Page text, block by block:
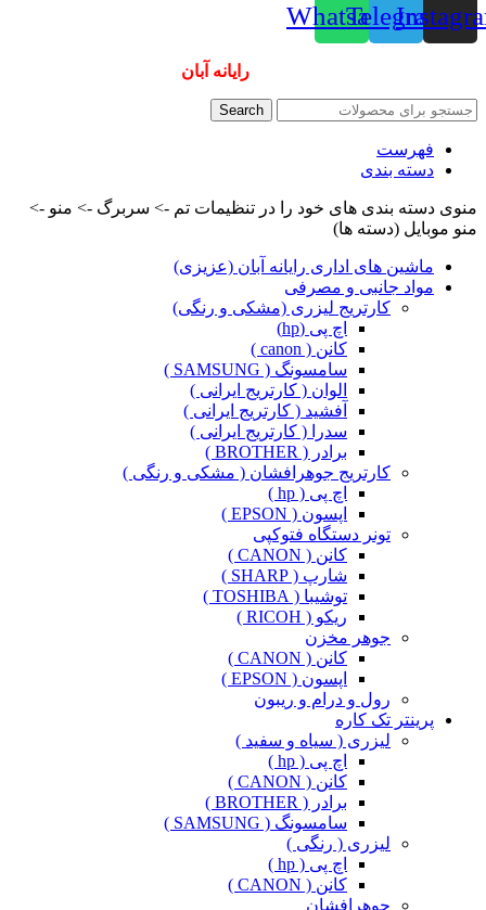
Telegram
Whatsapp
رایانه آبان
Search
فهرست
دسته بندی
منوی دسته بندی های خود را در تنظیمات تم -> سربرگ -> منو ->
منو موبایل (دسته ها)
ماشین های اداری رایانه آبان (عزیزی)
مواد جانبی و مصرفی
کارتریج لیزری (مشکی و رنگی)
اچ پی (hp)
کانن ( canon )
سامسونگ ( SAMSUNG )
الوان ( کارتریج ایرانی )
آفشید ( کارتریج ایرانی )
سدرا ( کارتریج ایرانی )
برادر ( BROTHER )
کارتریج جوهرافشان ( مشکی و رنگی )
اچ پی ( hp )
اپسون ( EPSON )
تونر دستگاه فتوکپی
کانن ( CANON )
شارپ ( SHARP )
توشیبا ( TOSHIBA )
ریکو ( RICOH )
جوهر مخزن
کانن ( CANON )
اپسون ( EPSON )
رول و درام و ریبون
پرینتر تک کاره
لیزری ( سیاه و سفید )
اچ پی ( hp )
کانن ( CANON )
برادر ( BROTHER )
سامسونگ ( SAMSUNG )
لیزری ( رنگی )
اچ پی ( hp )
کانن ( CANON )
جوهرافشان